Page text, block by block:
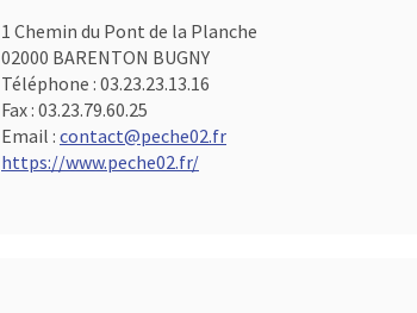
1 Chemin du Pont de la Planche
02000 BARENTON BUGNY
Téléphone : 03.23.23.13.16
Fax : 03.23.79.60.25
Email : contact@peche02.fr
https://www.peche02.fr/